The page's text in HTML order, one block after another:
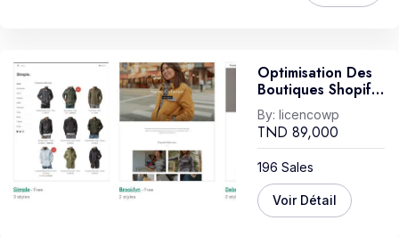
Optimisation Des
Boutiques Shopify
/ Mois
By: licencowp
TND 89,000
196 Sales
Voir Détail